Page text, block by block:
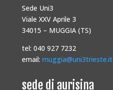
Sede Uni3
Viale XXV Aprile 3
34015 – MUGGIA (TS)
tel: 040 927 7232
email: muggia@uni3trieste.it
sede di aurisina